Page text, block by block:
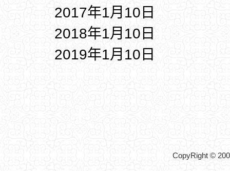
2017年1月10日
2018年1月10日
2019年1月10日
CopyRight ©